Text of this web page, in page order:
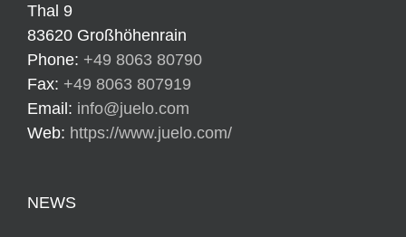
Thal 9
83620 Großhöhenrain
Phone: +49 8063 80790
Fax: +49 8063 807919
Email: info@juelo.com
Web: https://www.juelo.com/
NEWS